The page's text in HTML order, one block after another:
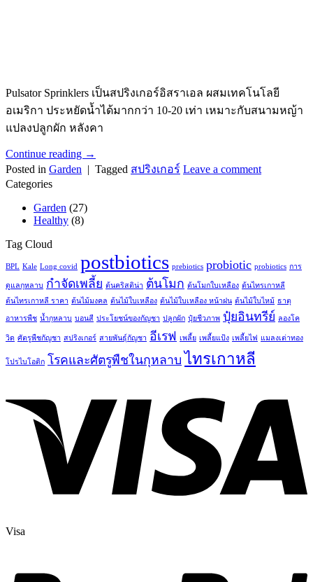
Pulsator Sprinklers เป็นสปริงเกอร์อิสราเอล ผสมเทคโนโลยี
อเมริกา ประหยัดน้ำได้มากกว่า 10-20 เท่า เหมาะกับสนามหญ้า
แปลงปลูกผัก หลังคา
Continue reading →
Posted in Garden | Tagged สปริงเกอร์ Leave a comment
Categories
Garden (27)
Healthy (8)
Tag Cloud
BPL Kale Long covid postbiotics prebiotics probiotic probiotics การ
ดูแลกุหลาบ กำจัดเพลี้ย ต้นคริสติน่า ต้นโมก ต้นโมกใบเหลือง ต้นไทรเกาหลี
ต้นไทรเกาหลี ราคา ต้นไม้มงคล ต้นไม้ใบเหลือง ต้นไม้ใบเหลือง หน้าฝน ต้นไม้ใบไหม้ ธาตุ
อาหารพืช น้ำกุหลาบ บอนสี ประโยชน์ของกัญชา ปลูกผัก ปุ๋ยชีวภาพ ปุ๋ยอินทรีย์ ลองโค
วิด ศัตรูพืชกัญชา สปริงเกอร์ สายพันธุ์กัญชา อีเรฟ เพลี้ย เพลี้ยแป้ง เพลี้ยไฟ แมลงเต่าทอง
โปรไบโอติก โรคและศัตรูพืชในกุหลาบ ไทรเกาหลี
Visa